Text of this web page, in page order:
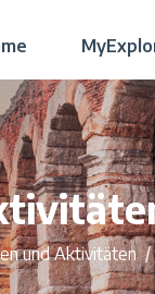
und Aktivitäten